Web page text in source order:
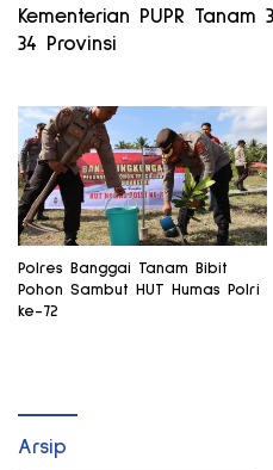
Kementerian PUPR
34 Provinsi
Polres Banggai Tanam Bibit
Pohon Sambut HUT Humas Polri
ke-72
Arsip